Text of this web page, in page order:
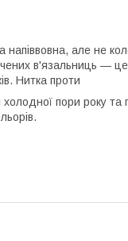
але не
в'язальниць —
Нитка проти
пори року та